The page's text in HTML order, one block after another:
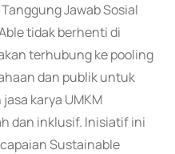
Jawab Sosial
tidak berhenti di
terhubung ke pooling
dan publik untuk
karya UMKM
dan inklusif. Inisiatif ini
Sustainable